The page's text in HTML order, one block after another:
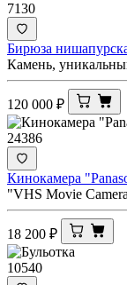
7130
Бирюза
Камень,
120 000 ₽
24386
Кинокамера
"VHS Movie
18 200 ₽
10540